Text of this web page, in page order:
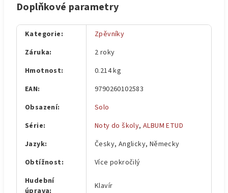
Doplňkové parametry
Kategorie:
Zpěvníky
Záruka:
2 roky
Hmotnost:
0.214 kg
EAN:
9790260102583
Obsazení:
Solo
Série: Noty do školy,ALBUM ETUD
Jazyk:
Česky, Anglicky, Německy
Obtížnost:
Více pokročilý
Hudební
úprava: Klavír